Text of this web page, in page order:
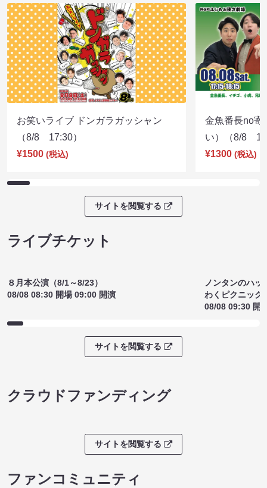
08/09 11:45 開場 12:00 開演
08/09 14:15 開
ライブ配信チケット
お笑いライブ ドンガラガッシャン
（8/8 17:30）
¥1500(税込)
サイトを閲覧する
ライブチケット
08/08 08:30 開場 09:00 開演